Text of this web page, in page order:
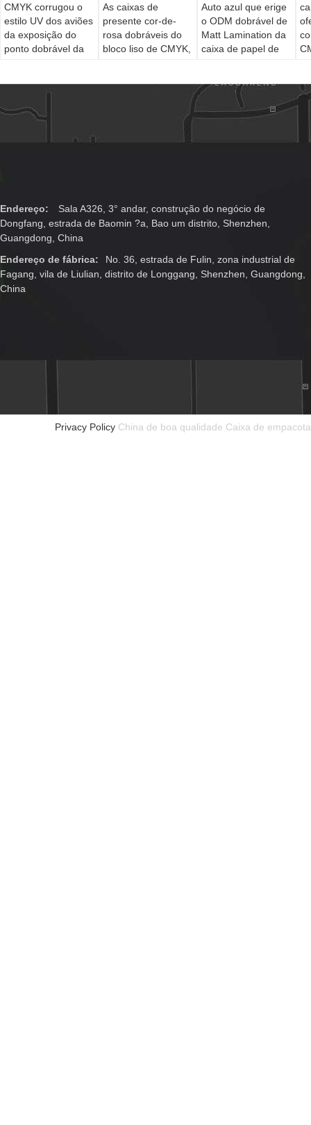
CMYK corrugou o
estilo UV dos aviões
da exposição do
ponto dobrável da
As caixas de
presente cor-de-
rosa dobráveis do
bloco liso de CMYK,
Auto azul que erige
o ODM dobrável de
Matt Lamination da
caixa de papel de
Endereço:
Sala A326, 3° andar, construção do negócio de
Dongfang, estrada de Baomin ?a, Bao um distrito, Shenzhen,
Guangdong, China
Endereço de fábrica:
No. 36, estrada de Fulin, zona industrial de
Fagang, vila de Liulian, distrito de Longgang, Shenzhen, Guangdong,
China
Privacy Policy China de boa qualidade Caixa de